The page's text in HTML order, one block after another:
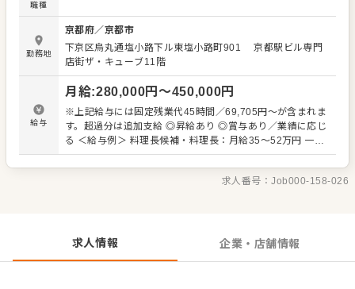
化を楽しみながら、身に付けませんか。 まずは、提供する
メニューのラインナップや内容を覚えることからスター
ト。限定メニューを提供することもありますので、日々の
調理業務に加え、さまざまなスキルを活かしたり、習得で
きたりもします。 メニューの提案も可能です。ぜひアイデ
アを発信してください。よりよいお店づくりのためのオペ
レーション改善なども大歓迎です。 【具体的には…】 鰻の
捌き、串打ち、焼き上げや仕込み業務の他、調理場の管
理、メニュー開発、原価管理、スタッフの育成などをお任
年で花形である焼き場に立つ先輩もいます。中途入社や業
界未経験は、当社では何の足かせにもなりません！ 入社後
す。 ゆくゆくはステップアップなどもめざせます。
職種
勤務地
京都府／京都市
下京区烏丸通塩小路下ル東塩小路町901
京都駅ビル専門
店街ザ・キューブ11階
給与
月給:280,000円〜450,000円
※上記給与には固定残業代45時間／69,705円～が含まれま
す。超過分は追加支給 ◎昇給あり ◎賞与あり／業績に応じ
る ＜給与例＞ 料理長候補・料理長：月給35～52万円 一般
職（飲食経験社員あり）：月給28～35万円 新卒・第二新
卒：月給22～24万円 ※試用期間3ヶ月あり／期間中の条件
求人番号：Job000-158-026
求人情報 企業・店舗情報